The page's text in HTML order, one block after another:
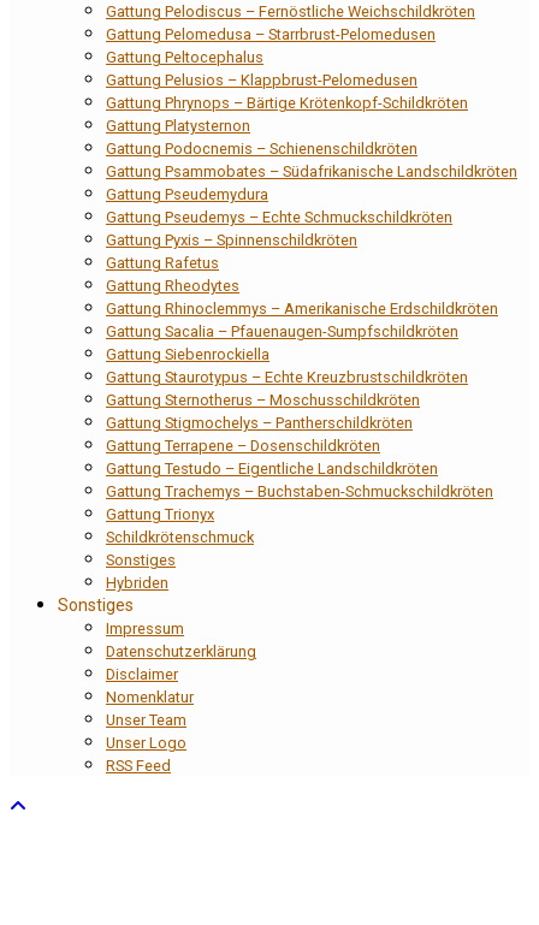
Gattung Pelodiscus – Fernöstliche Weichschildkröten
Gattung Pelomedusa – Starrbrust-Pelomedusen
Gattung Peltocephalus
Gattung Pelusios – Klappbrust-Pelomedusen
Gattung Phrynops – Bärtige Krötenkopf-Schildkröten
Gattung Platysternon
Gattung Podocnemis – Schienenschildkröten
Gattung Psammobates – Südafrikanische Landschildkröten
Gattung Pseudemydura
Gattung Pseudemys – Echte Schmuckschildkröten
Gattung Pyxis – Spinnenschildkröten
Gattung Rafetus
Gattung Rheodytes
Gattung Rhinoclemmys – Amerikanische Erdschildkröten
Gattung Sacalia – Pfauenaugen-Sumpfschildkröten
Gattung Siebenrockiella
Gattung Staurotypus – Echte Kreuzbrustschildkröten
Gattung Sternotherus – Moschusschildkröten
Gattung Stigmochelys – Pantherschildkröten
Gattung Terrapene – Dosenschildkröten
Gattung Testudo – Eigentliche Landschildkröten
Gattung Trachemys – Buchstaben-Schmuckschildkröten
Gattung Trionyx
Schildkrötenschmuck
Sonstiges
Hybriden
Sonstiges
Impressum
Datenschutzerklärung
Disclaimer
Nomenklatur
Unser Team
Unser Logo
RSS Feed